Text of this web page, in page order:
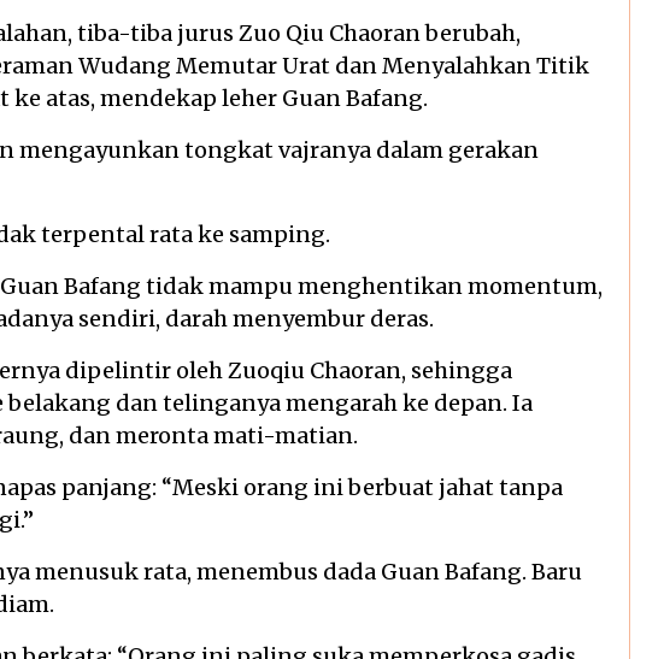
tiba-tiba jurus Zuo Qiu Chaoran berubah,
Wudang Memutar Urat dan Menyalahkan Titik
atas, mendekap leher Guan Bafang.
mengayunkan tongkat vajranya dalam gerakan
terpental rata ke samping.
Guan Bafang tidak mampu menghentikan momentum,
sendiri, darah menyembur deras.
dipelintir oleh Zuoqiu Chaoran, sehingga
dan telinganya mengarah ke depan. Ia
dan meronta mati-matian.
panjang: “Meski orang ini berbuat jahat tanpa
menusuk rata, menembus dada Guan Bafang. Baru